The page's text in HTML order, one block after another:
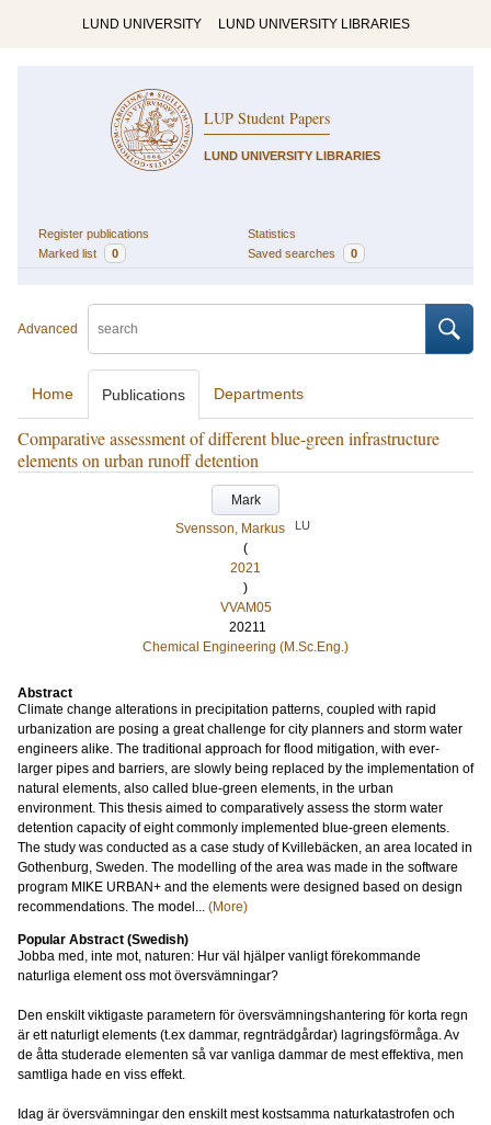
LUND UNIVERSITY LUND UNIVERSITY LIBRARIES
LUP Student Papers
LUND UNIVERSITY LIBRARIES
Register publications
Statistics
Marked list
0 Saved searches 0
Advanced
Home Publications Departments
Comparative assessment of different blue-green infrastructure
elements on urban runoff detention
Mark
Svensson, Markus
LU
(
2021
)
VVAM05
20211
Chemical Engineering (M.Sc.Eng.)
Abstract
Climate change alterations in precipitation patterns, coupled with rapid
urbanization are posing a great challenge for city planners and storm water
engineers alike. The traditional approach for flood mitigation, with ever-
larger pipes and barriers, are slowly being replaced by the implementation of
natural elements, also called blue-green elements, in the urban
environment. This thesis aimed to comparatively assess the storm water
detention capacity of eight commonly implemented blue-green elements.
The study was conducted as a case study of Kvillebäcken, an area located in
Gothenburg, Sweden. The modelling of the area was made in the software
program MIKE URBAN+ and the elements were designed based on design
recommendations. The model... (More)
Popular Abstract (Swedish)
Jobba med, inte mot, naturen: Hur väl hjälper vanligt förekommande
naturliga element oss mot översvämningar?
Den enskilt viktigaste parametern för översvämningshantering för korta regn
är ett naturligt elements (t.ex dammar, regnträdgårdar) lagringsförmåga. Av
de åtta studerade elementen så var vanliga dammar de mest effektiva, men
samtliga hade en viss effekt.
Idag är översvämningar den enskilt mest kostsamma naturkatastrofen och